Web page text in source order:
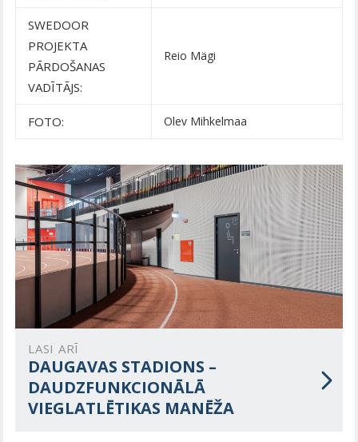
SWEDOOR
PROJEKTA
PĀRDOŠANAS
VADĪTĀJS:
Reio Mägi
FOTO: Olev Mihkelmaa
LASI ARĪ
DAUGAVAS STADIONS –
DAUDZFUNKCIONĀLĀ
VIEGLATLĒTIKAS MANĒŽA